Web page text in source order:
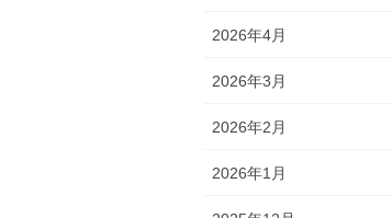
2026年4月
2026年3月
2026年2月
2026年1月